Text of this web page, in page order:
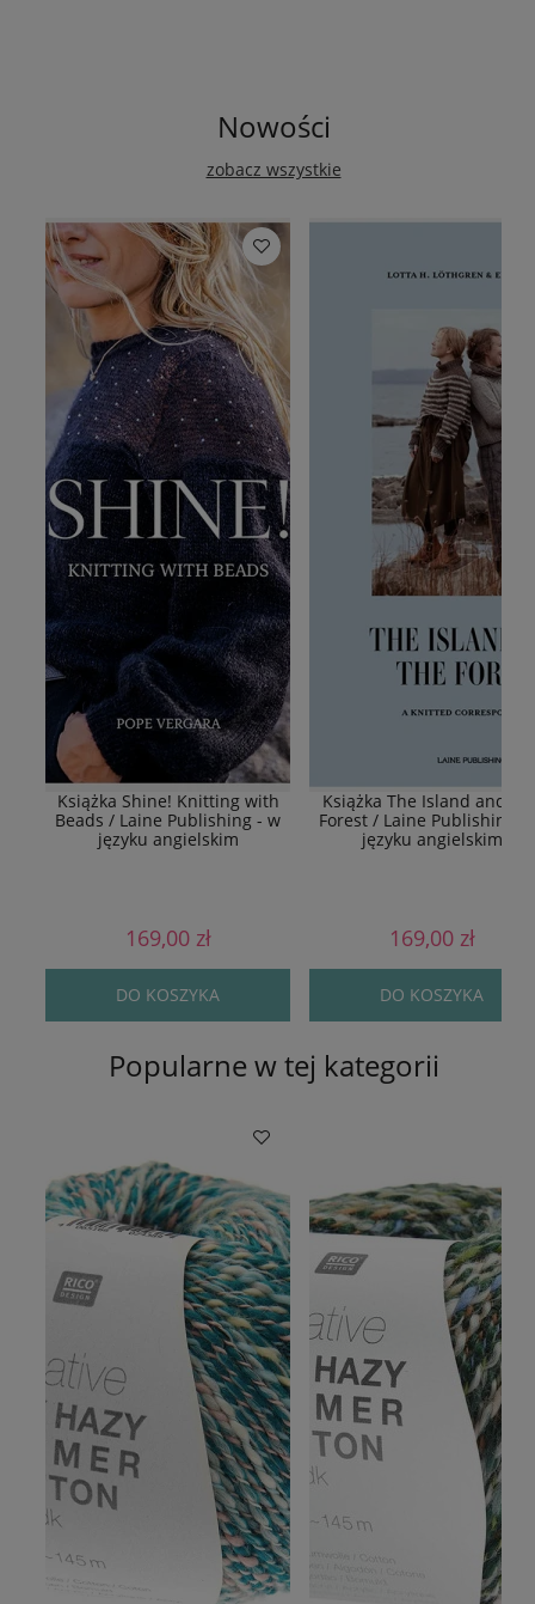
Nowości
zobacz wszystkie
Książka Shine! Knitting with
Beads / Laine Publishing - w
języku angielskim
169,00 zł
DO KOSZYKA
Książka The Island and
Forest / Laine Publishing -
języku angielskim
169,00 zł
DO KOSZYKA
Popularne w tej kategorii